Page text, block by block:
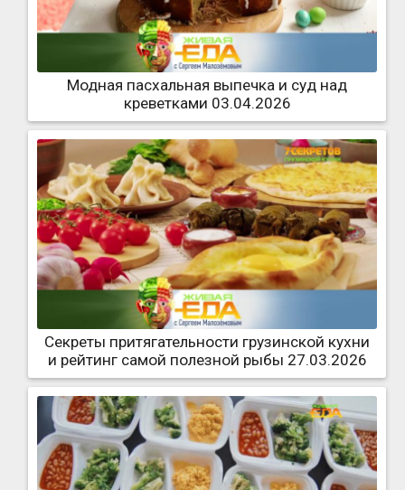
Модная пасхальная выпечка и суд над
креветками 03.04.2026
Секреты притягательности грузинской кухни
и рейтинг самой полезной рыбы 27.03.2026